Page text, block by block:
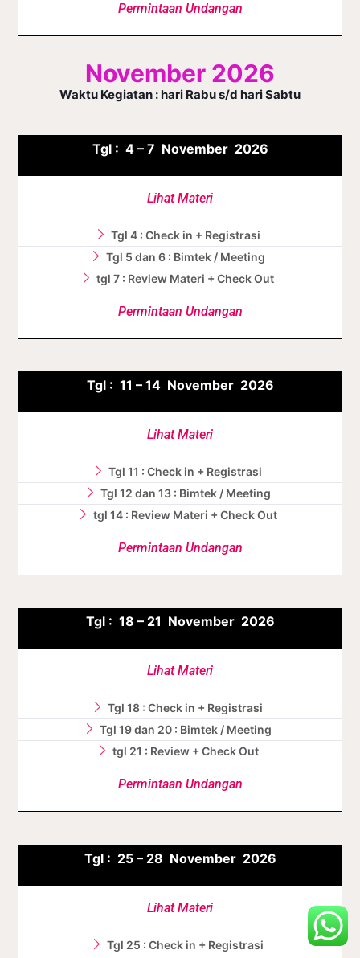
Permintaan Undangan
November 2026
Waktu Kegiatan : hari Rabu s/d hari Sabtu
Tgl : 4 – 7 November 2026
Lihat Materi
Tgl 4 : Check in + Registrasi
Tgl 5 dan 6 : Bimtek / Meeting
tgl 7 : Review Materi + Check Out
Permintaan Undangan
Tgl : 11 – 14 November 2026
Lihat Materi
Tgl 11 : Check in + Registrasi
Tgl 12 dan 13 : Bimtek / Meeting
tgl 14 : Review Materi + Check Out
Permintaan Undangan
Tgl : 18 – 21 November 2026
Lihat Materi
Tgl 18 : Check in + Registrasi
Tgl 19 dan 20 : Bimtek / Meeting
tgl 21 : Review + Check Out
Permintaan Undangan
Tgl : 25 – 28 November 2026
Lihat Materi
Tgl 25 : Check in + Registrasi